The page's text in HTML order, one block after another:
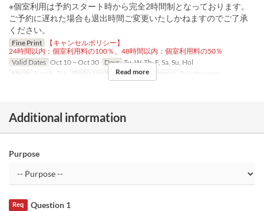
※個室利用は予約スタート時から完全2時間制となっております。
ご予約に遅れた場合も退出時間ご変更いたしかねますのでご了承
ください。
Fine Print
【キャンセルポリシー】
24時間以内：個室利用料の100％、48時間以内：個室利用料の50％
Valid Dates Oct 10 ~ Oct 30 Days Tu, W, Th, F, Sa, Su, Hol
Meals
Lunch, Tea Order Limit 1 ~ 1 Seat Category Private room
Read more
Additional information
Purpose
Question 1
Req